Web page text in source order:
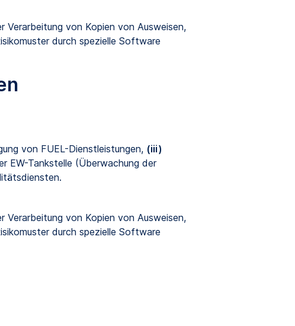
von Kopien von Ausweisen,
durch spezielle Software
von FUEL-Dienstleistungen, (iii)
EW-Tankstelle (Überwachung der
von Kopien von Ausweisen,
durch spezielle Software